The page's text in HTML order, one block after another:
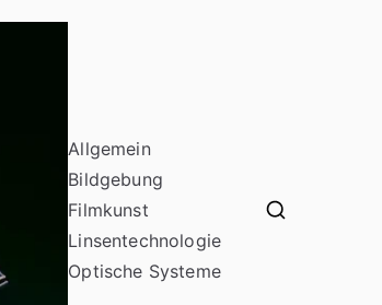
odf16
Allgemein
Bildgebung
Filmkunst
Linsentechnologie
Optische Systeme